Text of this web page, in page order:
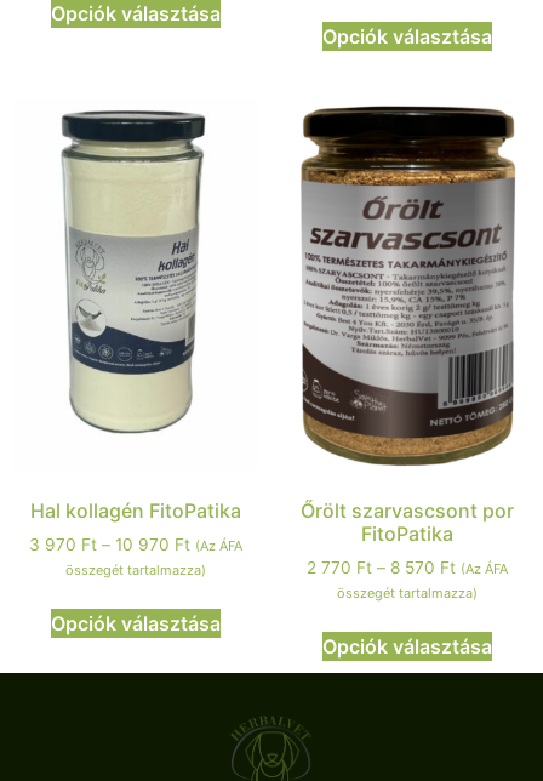
Opciók választása
Opciók választása
Hal kollagén FitoPatika
3 970 Ft – 10 970 Ft (Az ÁFA
összegét tartalmazza)
Opciók választása
Őrölt szarvascsont por
FitoPatika
2 770 Ft – 8 570 Ft (Az ÁFA
összegét tartalmazza)
Opciók választása